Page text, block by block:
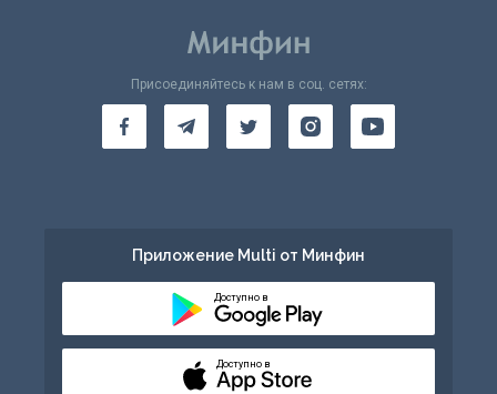
Присоединяйтесь к нам в соц. сетях:
Приложение Multi от Минфин
Доступно в
Доступно в